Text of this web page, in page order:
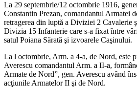
La 29 septembrie/12 octombrie 1916,
Constantin Prezan, comandantul Armatei
retragerea din luptă a Diviziei 2 Cavalerie
Divizia 15 Infanterie care s-a fixat între
satul Poiana Sărată şi izvoarele Caşinului.
La l octombrie, Arm. a 4-a, de Nord, este
Averescu comandantul Arm. a II-a,
Armate de Nord”, gen. Averescu având
acţiunile Armatelor II şi de Nord.